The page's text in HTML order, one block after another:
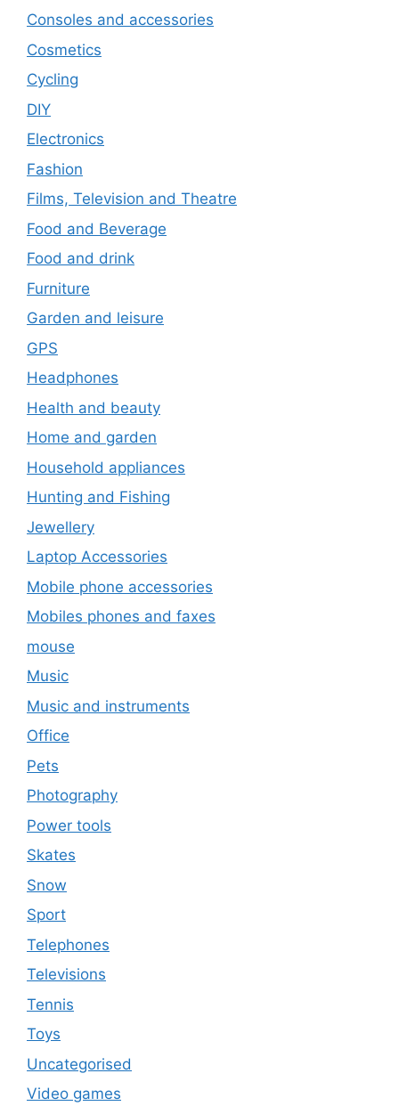
Consoles and accessories
Cosmetics
Cycling
DIY
Electronics
Fashion
Films, Television and Theatre
Food and Beverage
Food and drink
Furniture
Garden and leisure
GPS
Headphones
Health and beauty
Home and garden
Household appliances
Hunting and Fishing
Jewellery
Laptop Accessories
Mobile phone accessories
Mobiles phones and faxes
mouse
Music
Music and instruments
Office
Pets
Photography
Power tools
Skates
Snow
Sport
Telephones
Televisions
Tennis
Toys
Uncategorised
Video games